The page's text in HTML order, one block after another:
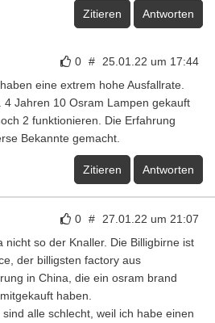
Zitieren Antworten
0 # 25.01.22 um 17:44
eine extrem hohe Ausfallrate.
4 Jahren 10 Osram Lampen gekauft
2 funktionieren. Die Erfahrung
Bekannte gemacht.
Zitieren Antworten
0 # 27.01.22 um 21:07
nicht so der Knaller. Die Billigbirne ist
der billigsten factory aus
in China, die ein osram brand
haben.
sind alle schlecht, weil ich habe einen